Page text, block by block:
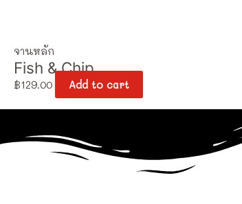
จานหลัก
Fish & Chip
฿129.00 Add to cart